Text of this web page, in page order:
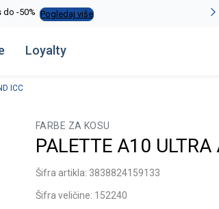
do -50% Pogledaj više
Loyalty
ICC
FARBE ZA KOSU
PALETTE A10
Šifra artikla: 3838824159133
Šifra veličine: 152240